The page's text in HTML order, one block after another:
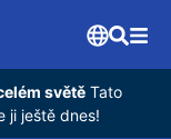
světě Tato
ji ještě dnes!